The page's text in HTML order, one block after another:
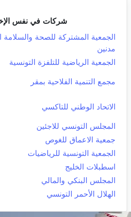
شركات في نفس
الجمعية المشتركة للصحة والسلامة
مدنين
الجمعية الرياضية للتلفزة التونسية
مجمع التنمية الفلاحية بمقر
الاتحاد الوطني للتاكسي
المجلس التونسي للاجئين
جمعية الاعماق للغوص
الجمعية التونسية للرياضيات
اسطبلات الخليج
المجلس البنكي والمالي
الهلال الأحمر التونسي